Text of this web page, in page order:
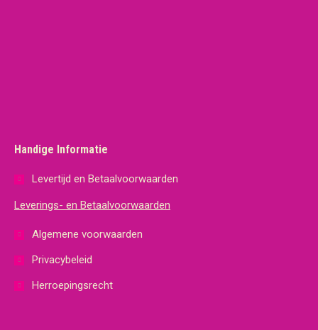
Handige Informatie
Levertijd en Betaalvoorwaarden
Leverings- en Betaalvoorwaarden
Algemene voorwaarden
Privacybeleid
Herroepingsrecht